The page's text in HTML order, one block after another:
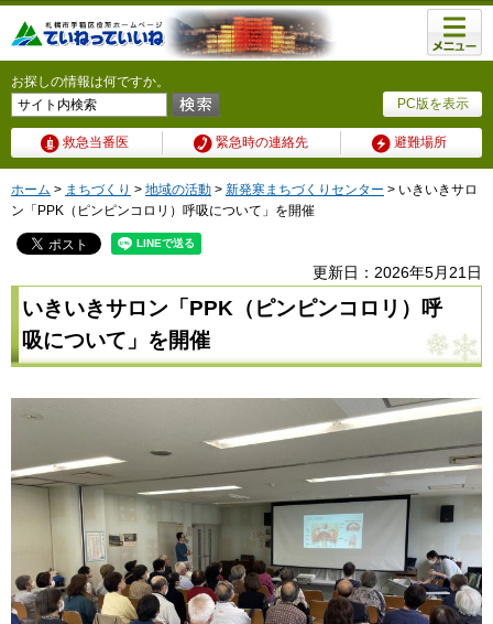
PC版を表示
お探しの情報は何ですか。
救急当番医 緊急時の連絡先 避難場所
メニュ
ー
ホーム > まちづくり > 地域の活動 > 新発寒まちづくりセンター > いきいきサロ
ン「PPK（ピンピンコロリ）呼吸について」を開催
更新日：2026年5月21日
いきいきサロン「PPK（ピンピンコロリ）呼
吸について」を開催